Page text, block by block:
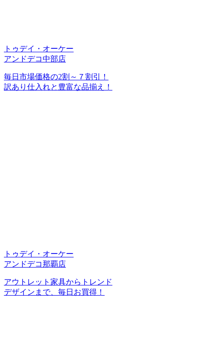
トゥデイ・オーケー
アンドデコ中部店
毎日市場価格の2割～７割引！
訳あり仕入れと豊富な品揃え！
トゥデイ・オーケー
アンドデコ那覇店
アウトレット家具からトレンド
デザインまで、毎日お買得！